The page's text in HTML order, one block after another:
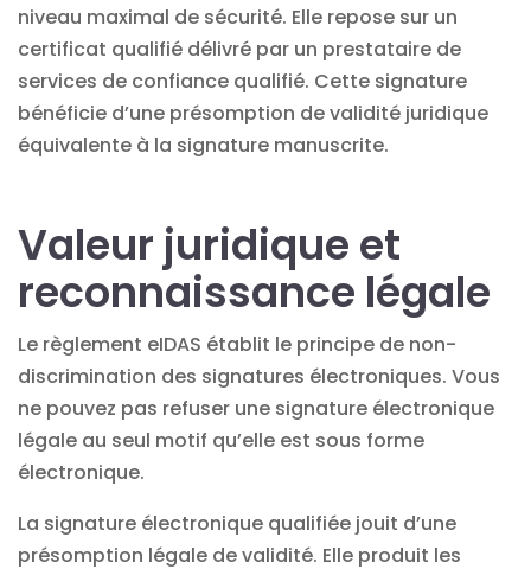
niveau maximal de sécurité. Elle repose sur un
certificat qualifié délivré par un prestataire de
services de confiance qualifié. Cette signature
bénéficie d’une présomption de validité juridique
équivalente à la signature manuscrite.
Valeur juridique et
reconnaissance légale
Le règlement eIDAS établit le principe de non-
discrimination des signatures électroniques. Vous
ne pouvez pas refuser une signature électronique
légale au seul motif qu’elle est sous forme
électronique.
La signature électronique qualifiée jouit d’une
présomption légale de validité. Elle produit les